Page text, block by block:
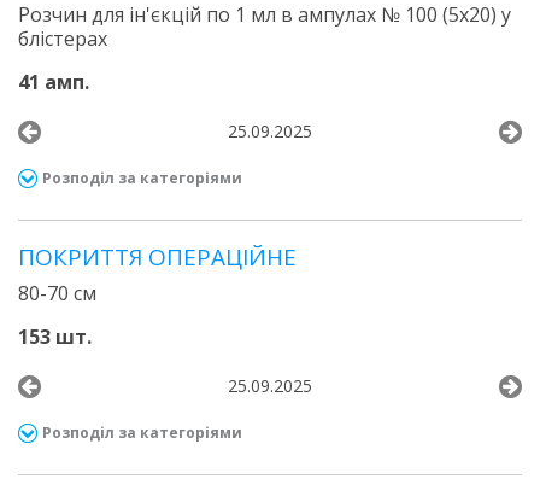
Розчин для ін'єкцій по 1 мл в ампулах № 100 (5х20) у
блістерах
41 амп.
25.09.2025
Розподіл за категоріями
ПОКРИТТЯ ОПЕРАЦІЙНЕ
80-70 см
153 шт.
25.09.2025
Розподіл за категоріями